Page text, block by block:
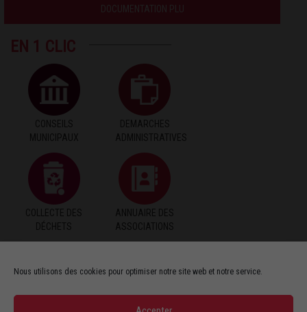
Nous utilisons des cookies pour optimiser notre site web et notre service.
DOCUMENTATION PLU
EN 1 CLIC
CONSEILS
MUNICIPAUX
DEMARCHES
ADMINISTRATIVES
COLLECTE DES
DÉCHETS
ANNUAIRE DES
ASSOCIATIONS